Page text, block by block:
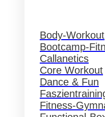
Body-Workout
Bootcamp-
Callanetics
Core Workout
Dance & Fun
Fitness-